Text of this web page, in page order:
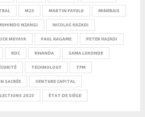
M23 MARTIN FAYULU MINERAIS
NZANGI NICOLAS KAZADI
MUYAYA PAUL KAGAME PETER KAZADI
RDC RWANDA SAMA LUKONDE
TECHNOLOGY TFM
SACRÉE VENTURE CAPITAL
2023 ÉTAT DE SIÈGE